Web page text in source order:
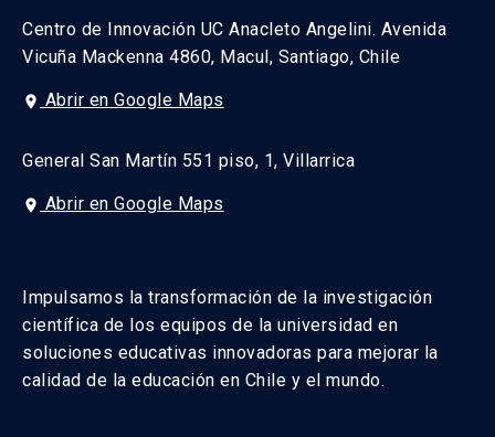
Centro de Innovación UC Anacleto Angelini. Avenida
Vicuña Mackenna 4860, Macul, Santiago, Chile
place Abrir en Google Maps
General San Martín 551 piso, 1, Villarrica
place Abrir en Google Maps
Impulsamos la transformación de la investigación
científica de los equipos de la universidad en
soluciones educativas innovadoras para mejorar la
calidad de la educación en Chile y el mundo.